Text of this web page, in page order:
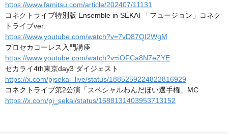
https://www.famitsu.com/article/202407/11131
コネクトライブ特別版 Ensemble in SEKAI 「フュージョン」コネク
トライブver.
https://www.youtube.com/watch?v=7vD87QI2WgM
プロセカコーレス入門講座
https://www.youtube.com/watch?v=iOFCa8N7eZYE
セカライ4th東京day3 ダイジェスト
https://x.com/pjsekai_live/status/1885259224822816929
コネクトライブ第2公演「スペシャルわんだほい選手権」MC
https://x.com/pj_sekai/status/1688131403953713152